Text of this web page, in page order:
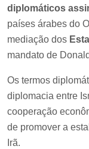
diplomáticos
países árabes do
mediação dos
mandato de
Os termos
diplomacia entre
cooperação
de promover a
Irã.